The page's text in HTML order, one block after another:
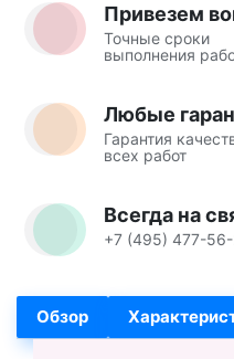
Привезем
Точные сроки
выполнения
Любые
Гарантия
всех работ
Всегда на
+7 (495) 477-
Обзор